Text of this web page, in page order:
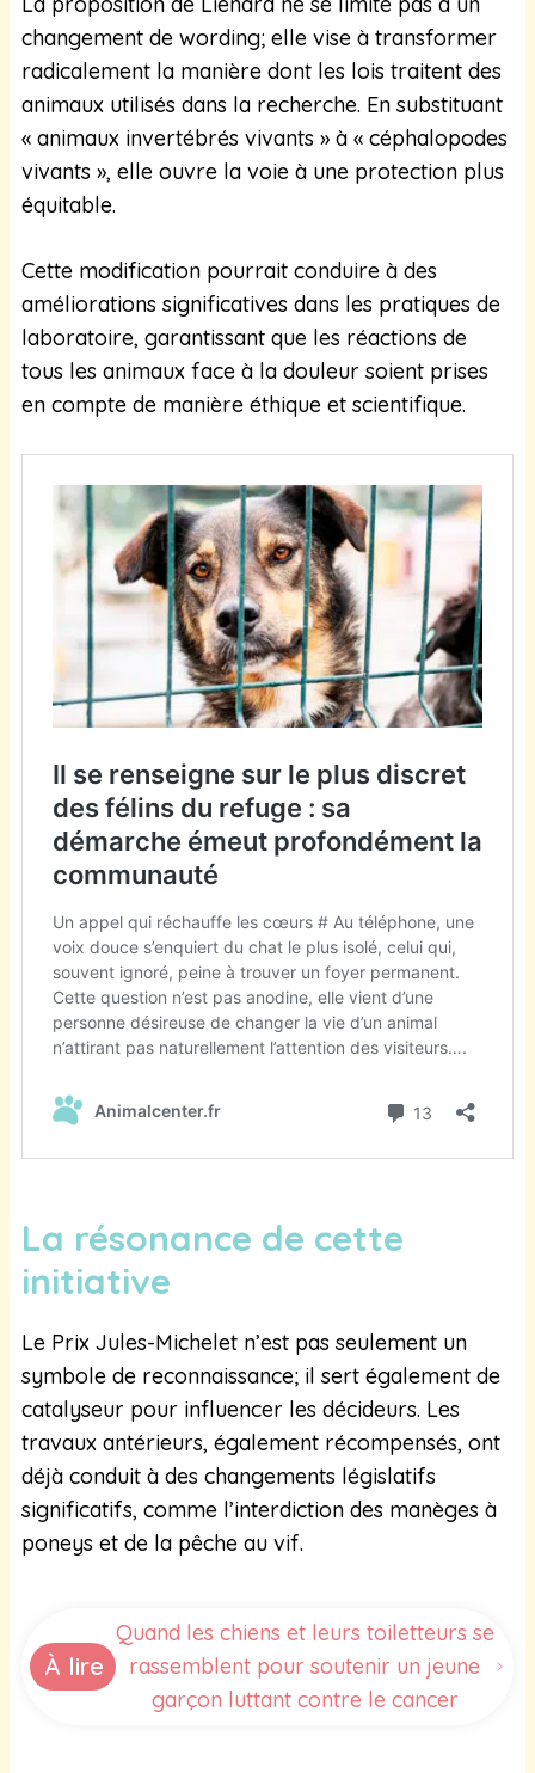
changement de wording; elle vise à transformer
radicalement la manière dont les lois traitent des
animaux utilisés dans la recherche. En substituant
« animaux invertébrés vivants » à « céphalopodes
vivants », elle ouvre la voie à une protection plus
équitable.
Cette modification pourrait conduire à des
améliorations significatives dans les pratiques de
laboratoire, garantissant que les réactions de
tous les animaux face à la douleur soient prises
en compte de manière éthique et scientifique.
La résonance de cette
initiative
Le Prix Jules-Michelet n’est pas seulement un
symbole de reconnaissance; il sert également de
catalyseur pour influencer les décideurs. Les
travaux antérieurs, également récompensés, ont
déjà conduit à des changements législatifs
significatifs, comme l’interdiction des manèges à
poneys et de la pêche au vif.
À lire
Quand les chiens et leurs toiletteurs se
rassemblent pour soutenir un jeune
garçon luttant contre le cancer